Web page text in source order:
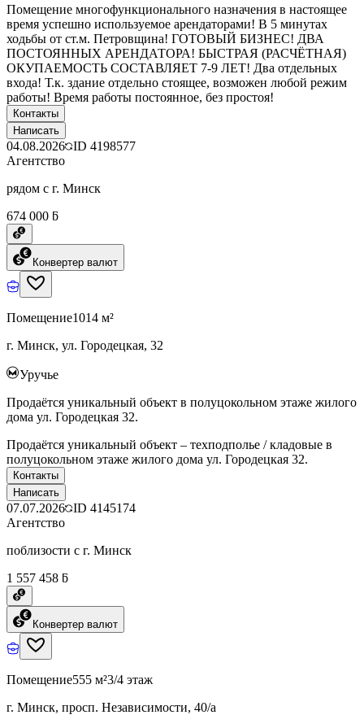
Помещение многофункционального назначения в настоящее
время успешно используемое арендаторами! В 5 минутах
ходьбы от ст.м. Петровщина! ГОТОВЫЙ БИЗНЕС! ДВА
ПОСТОЯННЫХ АРЕНДАТОРА! БЫСТРАЯ (РАСЧЁТНАЯ)
ОКУПАЕМОСТЬ СОСТАВЛЯЕТ 7-9 ЛЕТ! Два отдельных
входа! Т.к. здание отдельно стоящее, возможен любой режим
работы! Время работы постоянное, без простоя!
Контакты
Написать
04.08.2026 ID 4198577
Агентство
рядом с г. Минск
674 000 ƃ
Конвертер валют
Помещение1014 м²
г. Минск, ул. Городецкая, 32
Уручье
Продаётся уникальный объект в полуцокольном этаже жилого
дома ул. Городецкая 32.
Продаётся уникальный объект – техподполье / кладовые в
полуцокольном этаже жилого дома ул. Городецкая 32.
Контакты
Написать
07.07.2026 ID 4145174
Агентство
поблизости с г. Минск
1 557 458 ƃ
Конвертер валют
Помещение555 м²3/4 этаж
г. Минск, просп. Независимости, 40/а